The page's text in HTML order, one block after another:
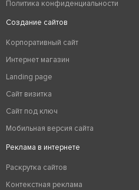
Политика конфиденциальности
Создание сайтов
Корпоративный сайт
Интернет магазин
Landing page
Сайт визитка
Сайт под ключ
Мобильная версия сайта
Реклама в интернете
Раскрутка сайтов
Контекстная реклама